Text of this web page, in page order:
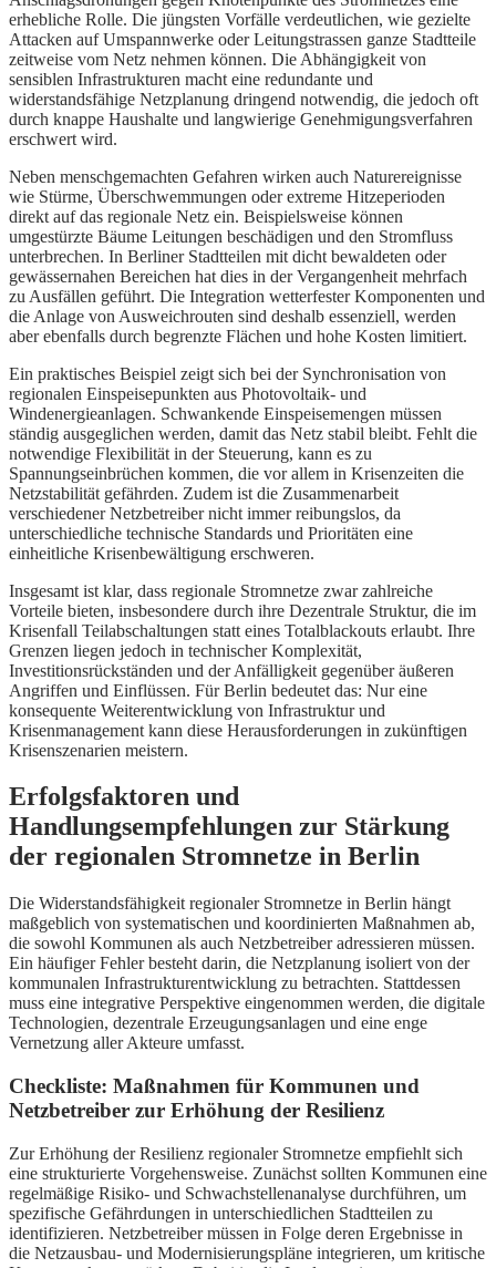
erhebliche Rolle. Die jüngsten Vorfälle verdeutlichen, wie gezielte
Attacken auf Umspannwerke oder Leitungstrassen ganze Stadtteile
zeitweise vom Netz nehmen können. Die Abhängigkeit von
sensiblen Infrastrukturen macht eine redundante und
widerstandsfähige Netzplanung dringend notwendig, die jedoch oft
durch knappe Haushalte und langwierige Genehmigungsverfahren
erschwert wird.
Neben menschgemachten Gefahren wirken auch Naturereignisse
wie Stürme, Überschwemmungen oder extreme Hitzeperioden
direkt auf das regionale Netz ein. Beispielsweise können
umgestürzte Bäume Leitungen beschädigen und den Stromfluss
unterbrechen. In Berliner Stadtteilen mit dicht bewaldeten oder
gewässernahen Bereichen hat dies in der Vergangenheit mehrfach
zu Ausfällen geführt. Die Integration wetterfester Komponenten und
die Anlage von Ausweichrouten sind deshalb essenziell, werden
aber ebenfalls durch begrenzte Flächen und hohe Kosten limitiert.
Ein praktisches Beispiel zeigt sich bei der Synchronisation von
regionalen Einspeisepunkten aus Photovoltaik- und
Windenergieanlagen. Schwankende Einspeisemengen müssen
ständig ausgeglichen werden, damit das Netz stabil bleibt. Fehlt die
notwendige Flexibilität in der Steuerung, kann es zu
Spannungseinbrüchen kommen, die vor allem in Krisenzeiten die
Netzstabilität gefährden. Zudem ist die Zusammenarbeit
verschiedener Netzbetreiber nicht immer reibungslos, da
unterschiedliche technische Standards und Prioritäten eine
einheitliche Krisenbewältigung erschweren.
Insgesamt ist klar, dass regionale Stromnetze zwar zahlreiche
Vorteile bieten, insbesondere durch ihre Dezentrale Struktur, die im
Krisenfall Teilabschaltungen statt eines Totalblackouts erlaubt. Ihre
Grenzen liegen jedoch in technischer Komplexität,
Investitionsrückständen und der Anfälligkeit gegenüber äußeren
Angriffen und Einflüssen. Für Berlin bedeutet das: Nur eine
konsequente Weiterentwicklung von Infrastruktur und
Krisenmanagement kann diese Herausforderungen in zukünftigen
Krisenszenarien meistern.
Erfolgsfaktoren und
Handlungsempfehlungen zur Stärkung
der regionalen Stromnetze in Berlin
Die Widerstandsfähigkeit regionaler Stromnetze in Berlin hängt
maßgeblich von systematischen und koordinierten Maßnahmen ab,
die sowohl Kommunen als auch Netzbetreiber adressieren müssen.
Ein häufiger Fehler besteht darin, die Netzplanung isoliert von der
kommunalen Infrastrukturentwicklung zu betrachten. Stattdessen
muss eine integrative Perspektive eingenommen werden, die digitale
Technologien, dezentrale Erzeugungsanlagen und eine enge
Vernetzung aller Akteure umfasst.
Checkliste: Maßnahmen für Kommunen und
Netzbetreiber zur Erhöhung der Resilienz
Zur Erhöhung der Resilienz regionaler Stromnetze empfiehlt sich
eine strukturierte Vorgehensweise. Zunächst sollten Kommunen eine
regelmäßige Risiko- und Schwachstellenanalyse durchführen, um
spezifische Gefährdungen in unterschiedlichen Stadtteilen zu
identifizieren. Netzbetreiber müssen in Folge deren Ergebnisse in
die Netzausbau- und Modernisierungspläne integrieren, um kritische